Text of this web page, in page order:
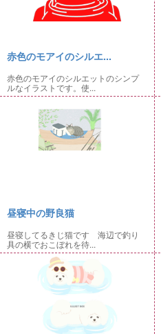
赤色のモアイのシルエ...
赤色のモアイのシルエットのシンプ
ルなイラストです。使...
昼寝中の野良猫
昼寝してるきじ猫です 海辺で釣り
具の横でおこぼれを待...